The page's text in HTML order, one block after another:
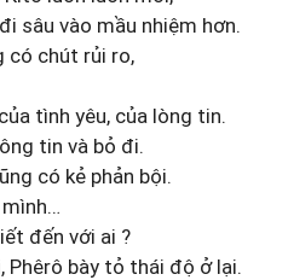
sâu vào mầu nhiệm hơn.
có chút rủi ro,
tình yêu, của lòng tin.
tin và bỏ đi.
có kẻ phản bội.
đến với ai ?
Phêrô bày tỏ thái độ ở lại.